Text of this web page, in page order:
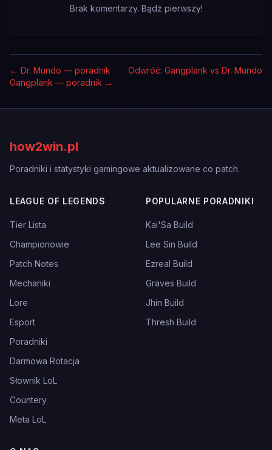
Brak komentarzy. Bądź pierwszy!
← Dr. Mundo — poradnik
Odwróć: Gangplank vs Dr. Mundo
Gangplank — poradnik →
how2win.pl
Poradniki i statystyki gamingowe aktualizowane co patch.
LEAGUE OF LEGENDS
Tier Lista
Championowie
Patch Notes
Mechaniki
Lore
Esport
Poradniki
Darmowa Rotacja
Słownik LoL
Countery
Meta LoL
POPULARNE PORADNIKI
Kai'Sa Build
Lee Sin Build
Ezreal Build
Graves Build
Jhin Build
Thresh Build